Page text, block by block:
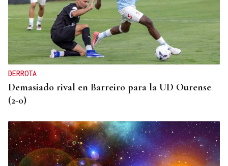
DERROTA
Demasiado rival en Barreiro para la UD Ourense
(2-0)